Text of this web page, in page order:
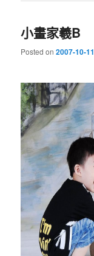
小畫家羲B
Posted on2007-10-11